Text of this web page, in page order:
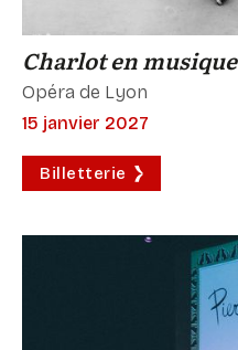
Charlot en musique
Opéra de Lyon
15 janvier 2027
Billetterie